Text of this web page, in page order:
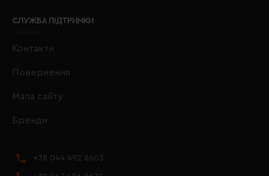
СЛУЖБА ПІДТРИМКИ
Контакти
Повернення
Мапа сайту
Бренди
+38 044 492 8603